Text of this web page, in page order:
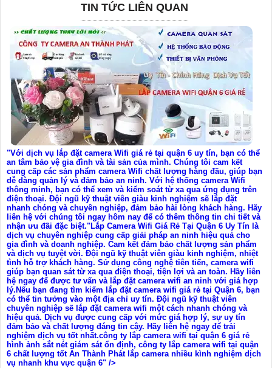
TIN TỨC LIÊN QUAN
"Với dịch vụ lắp đặt camera Wifi giá rẻ tại quận 6 uy tín, bạn có thể
an tâm bảo vệ gia đình và tài sản của mình. Chúng tôi cam kết
cung cấp các sản phẩm camera Wifi chất lượng hàng đầu, giúp bạn
dễ dàng quản lý và đảm bảo an ninh. Với hệ thống camera Wifi
thông minh, bạn có thể xem và kiểm soát từ xa qua ứng dụng trên
điện thoại. Đội ngũ kỹ thuật viên giàu kinh nghiệm sẽ lắp đặt
nhanh chóng và chuyên nghiệp, đảm bảo hài lòng khách hàng. Hãy
liên hệ với chúng tôi ngay hôm nay để có thêm thông tin chi tiết và
nhận ưu đãi đặc biệt."Lắp Camera Wifi Giá Rẻ Tại Quận 6 Uy Tín là
dịch vụ chuyên nghiệp cung cấp giải pháp an ninh hiệu quả cho
gia đình và doanh nghiệp. Cam kết đảm bảo chất lượng sản phẩm
và dịch vụ tuyệt vời. Đội ngũ kỹ thuật viên giàu kinh nghiệm, nhiệt
tình hỗ trợ khách hàng. Sử dụng công nghệ tiên tiến, camera wifi
giúp bạn quan sát từ xa qua điện thoại, tiện lợi và an toàn. Hãy liên
hệ ngay để được tư vấn và lắp đặt camera wifi an ninh với giá hợp
lý.Nếu bạn đang tìm kiếm lắp đặt camera wifi giá rẻ tại Quận 6, bạn
có thể tin tưởng vào một địa chỉ uy tín. Đội ngũ kỹ thuật viên
chuyên nghiệp sẽ lắp đặt camera wifi một cách nhanh chóng và
hiệu quả. Dịch vụ được cung cấp với mức giá hợp lý, sự uy tín
đảm bảo và chất lượng đáng tin cậy. Hãy liên hệ ngay để trải
nghiệm dịch vụ tốt nhất.công ty lắp camera wifi tại quận 6 giá rẻ
hình ảnh sắt nét giám sát ổn định, công ty lắp camera wifi tại quận
6 chất lượng tốt An Thành Phát lắp camera nhiều kình nghiệm dịch
vụ nhanh khu vực quận 6" />